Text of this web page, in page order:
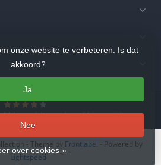
11beoordelingen.Lees 11 beoordelingen
onze website te verbeteren. Is dat
akkoord?
Ja
Nee
over cookies »
- Theme by Frontlabel - Powered by
Lightspeed